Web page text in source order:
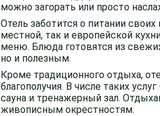
можно загорать или просто
Отель заботится о питании
местной, так и европейской
меню. Блюда готовятся из
но и полезным.
Кроме традиционного отдыха,
благополучия. В числе таких
сауна и тренажерный зал.
живописным окрестностям.